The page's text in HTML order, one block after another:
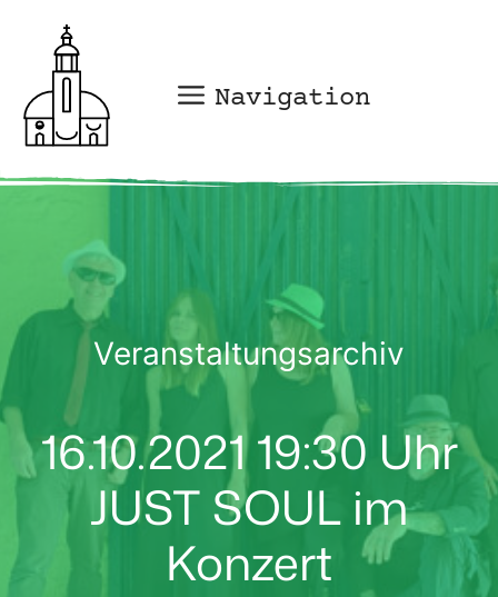
springen
Navigation
Veranstaltungsarchiv
16.10.2021 19:30 Uhr
JUST SOUL im
Konzert